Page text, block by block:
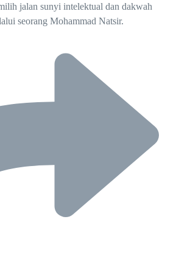
jalan sunyi intelektual dan dakwah
seorang Mohammad Natsir.